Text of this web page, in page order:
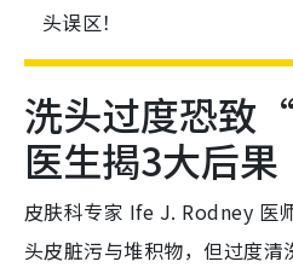
头误区！
洗头过度恐致
医生揭3大后果
皮肤科专家 Ife J. Rodney 医
头皮脏污与堆积物，但过度